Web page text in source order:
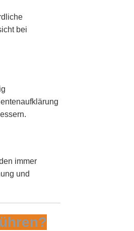
bei
immer
und